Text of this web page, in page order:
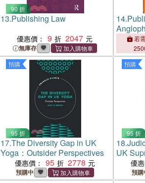
90 折
13.Publishing Law
優惠價： 9 2047
無庫存
14.
1948-
若
預購
95 折
17.The Diversity Gap in UK
Yoga：Outsider Perspectives
優惠價： 95 2778
預購中
預購
95 折
18.
UK
優惠
預購